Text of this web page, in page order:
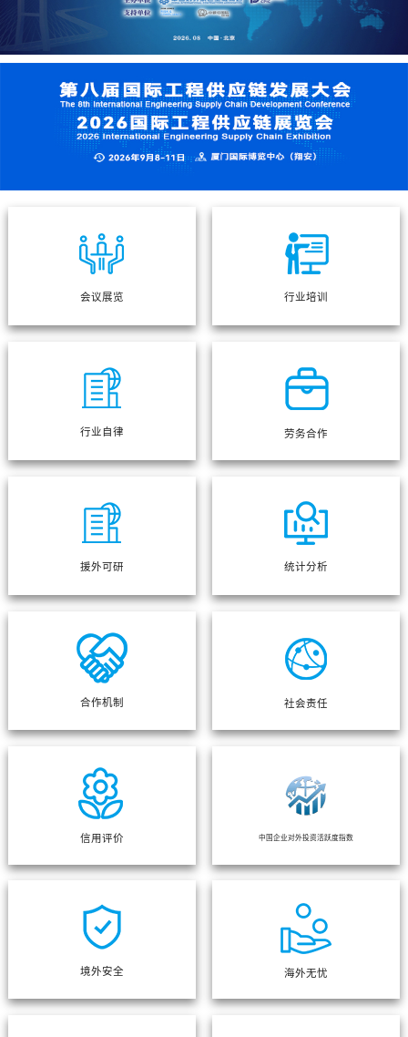
会议展览 行业培训
行业自律 劳务合作
援外可研 统计分析
合作机制 社会责任
信用评价 中国企业对外投资活跃度指数
境外安全 海外无忧